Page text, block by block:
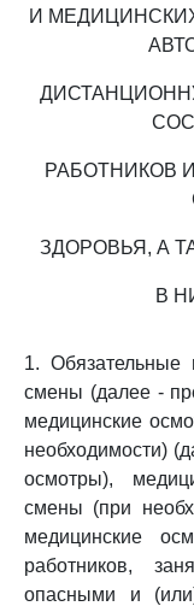
И
РАБОТНИКОВ
ЗДОРОВЬЯ, А
В
1. Обязательные
смены (далее -
медицинские
необходимости)
осмотры),
смены (при
медицинские
работников,
опасными и